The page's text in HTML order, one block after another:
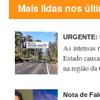
Mais lidas nos
As intensas
Estado
na região da
Nota de